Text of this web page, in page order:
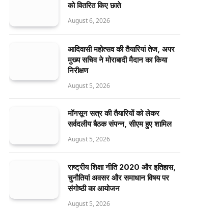
को वितरित किए छाते
August 6, 2026
आदिवासी महोत्सव की तैयारियां तेज, अपर
मुख्य सचिव ने मोराबादी मैदान का किया
निरीक्षण
August 5, 2026
मॉनसून सत्र की तैयारियों को लेकर
सर्वदलीय बैठक संपन्न, सीएम हुए शामिल
August 5, 2026
राष्ट्रीय शिक्षा नीति 2020 और इतिहास,
चुनौतियां अवसर और समाधान विषय पर
संगोष्ठी का आयोजन
August 5, 2026